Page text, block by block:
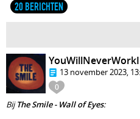
20 BERICHTEN
0
13 november 2023,
BijThe Smile - Wall of Eyes: